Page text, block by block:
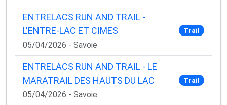
ENTRELACS RUN AND TRAIL -
L'ENTRE-LAC ET CIMES
05/04/2026 - Savoie
Trail
ENTRELACS RUN AND TRAIL - LE
MARATRAIL DES HAUTS DU LAC
05/04/2026 - Savoie
Trail